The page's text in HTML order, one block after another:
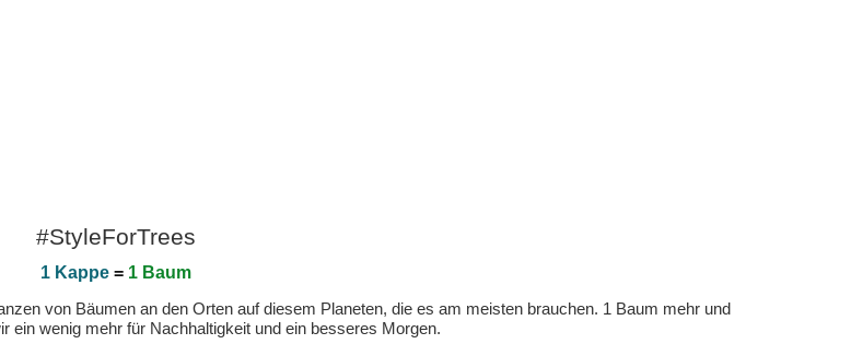
#StyleForTrees
1 Kappe = 1 Baum
von Bäumen an den Orten auf diesem Planeten, die es am meisten brauchen. 1 Baum mehr und
ein wenig mehr für Nachhaltigkeit und ein besseres Morgen.